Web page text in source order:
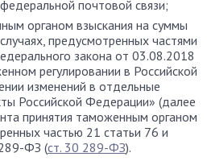
почтовой связи;
органом взыскания на суммы
предусмотренных частями
закона от 03.08.2018
регулировании в Российской
изменений в отдельные
Российской Федерации» (далее
принятия таможенным органом
частью 21 статьи 76 и
ФЗ (ст. 30 289-ФЗ).